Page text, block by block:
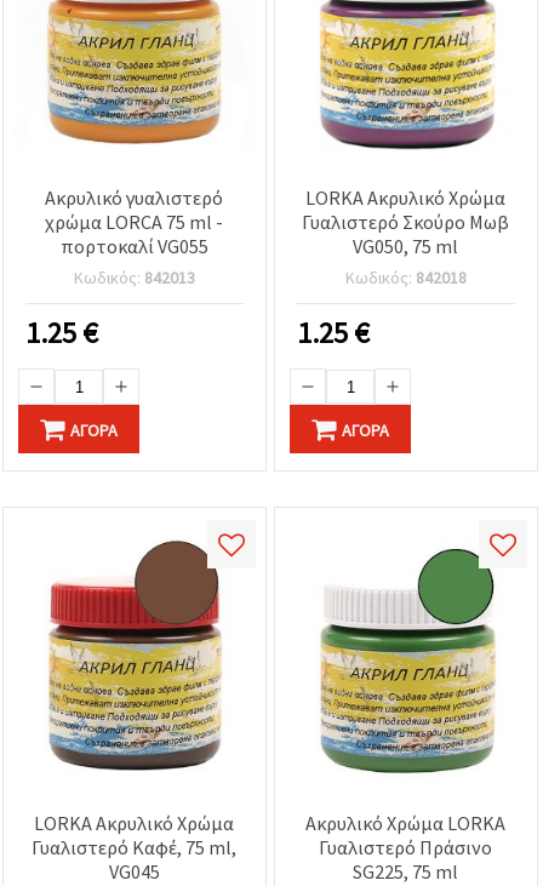
Ακρυλικό γυαλιστερό
χρώμα LORCA 75 ml -
πορτοκαλί VG055
Κωδικός: 842013
1.25€
ΑΓΟΡΆ
LORKA Ακρυλικό Χρώμα
Γυαλιστερό Σκούρο Μωβ
VG050, 75 ml
Κωδικός: 842018
1.25€
ΑΓΟΡΆ
LORKA Ακρυλικό Χρώμα
Γυαλιστερό Καφέ, 75 ml,
VG045
Ακρυλικό Χρώμα LORKA
Γυαλιστερό Πράσινο
SG225, 75 ml